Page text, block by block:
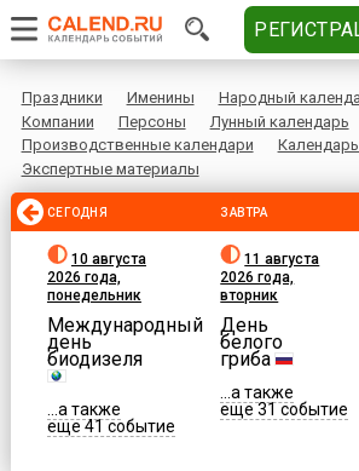
Праздники Именины Народный
Компании
Персоны
Лунный календарь
Производственные календари
Экспертные материалы
СЕГОДНЯ
10 августа
2026 года,
понедельник
Международный
день
биодизеля
...а также
еще 41 событие
ЗАВТРА
11 августа
2026 года,
вторник
День
белого
гриба
...а также
еще 31 событие